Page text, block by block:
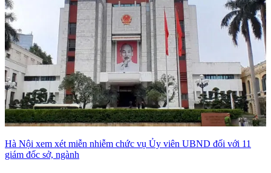
Hà Nội xem xét miễn nhiễm chức vụ Ủy viên UBND đối với 11
giám đốc sở, ngành